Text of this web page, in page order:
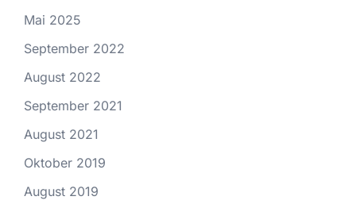
Mai 2025
September 2022
August 2022
September 2021
August 2021
Oktober 2019
August 2019